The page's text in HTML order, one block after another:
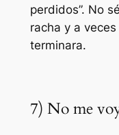
perdidos”. No
racha y a
terminara.
7) No me